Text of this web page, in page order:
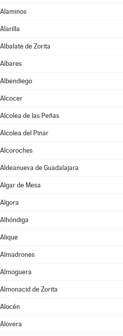
Alaminos
Alarilla
Albalate de Zorita
Albares
Albendiego
Alcocer
Alcolea de las Peñas
Alcolea del Pinar
Alcoroches
Aldeanueva de Guadalajara
Algar de Mesa
Algora
Alhóndiga
Alique
Almadrones
Almoguera
Almonacid de Zorita
Alocén
Alovera